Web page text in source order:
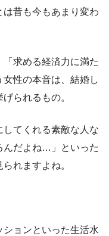
昔も今もあまり変わ
求める経済力に満た
性の本音は、結婚し
られるもの。
してくれる素敵な人な
んだよね…」といった
れますよね。
ョンといった生活水